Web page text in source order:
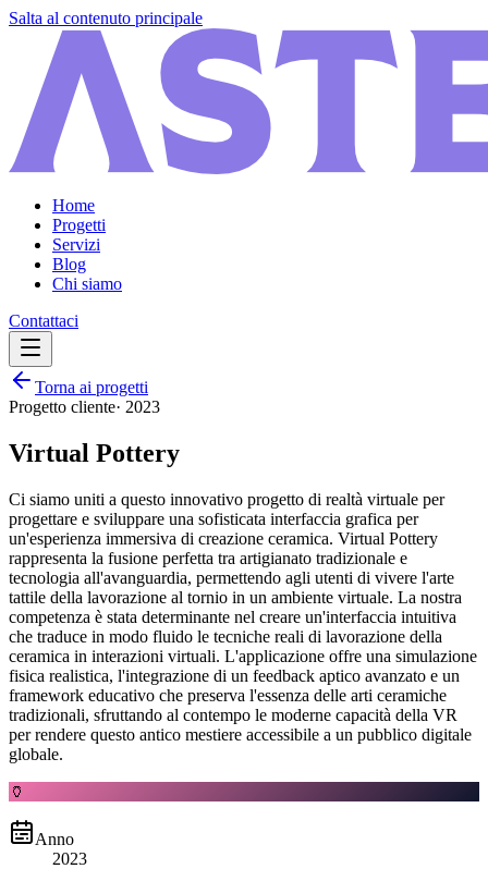
Salta al contenuto principale
Home
Progetti
Servizi
Blog
Chi siamo
Contattaci
Torna ai progetti
Progetto cliente· 2023
Virtual Pottery
Ci siamo uniti a questo innovativo progetto di realtà virtuale per
progettare e sviluppare una sofisticata interfaccia grafica per
un'esperienza immersiva di creazione ceramica. Virtual Pottery
rappresenta la fusione perfetta tra artigianato tradizionale e
tecnologia all'avanguardia, permettendo agli utenti di vivere l'arte
tattile della lavorazione al tornio in un ambiente virtuale. La nostra
competenza è stata determinante nel creare un'interfaccia intuitiva
che traduce in modo fluido le tecniche reali di lavorazione della
ceramica in interazioni virtuali. L'applicazione offre una simulazione
fisica realistica, l'integrazione di un feedback aptico avanzato e un
framework educativo che preserva l'essenza delle arti ceramiche
tradizionali, sfruttando al contempo le moderne capacità della VR
per rendere questo antico mestiere accessibile a un pubblico digitale
globale.
🏺
Anno
2023